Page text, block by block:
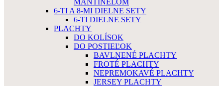
MANTINELOM
6-TI A 8-MI DIELNE SETY
6-TI DIELNE SETY
PLACHTY
DO KOLÍSOK
DO POSTIEĽOK
BAVLNENÉ PLACHTY
FROTÉ PLACHTY
NEPREMOKAVÉ PLACHTY
JERSEY PLACHTY